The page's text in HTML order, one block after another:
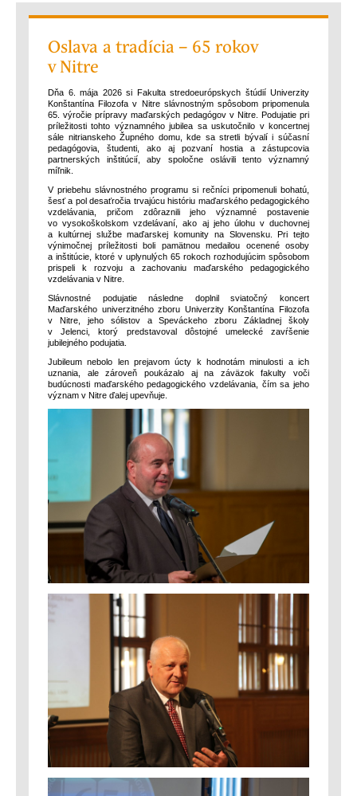
Oslava a tradícia – 65 rokov
v Nitre
Dňa 6. mája 2026 si Fakulta stredoeurópskych štúdií Univerzity
Konštantína Filozofa v Nitre slávnostným spôsobom pripomenula
65. výročie prípravy maďarských pedagógov v Nitre. Podujatie pri
príležitosti tohto významného jubilea sa uskutočnilo v koncertnej
sále nitrianskeho Župného domu, kde sa stretli bývalí i súčasní
pedagógovia, študenti, ako aj pozvaní hostia a zástupcovia
partnerských inštitúcií, aby spoločne oslávili tento významný
míľnik.
V priebehu slávnostného programu si rečníci pripomenuli bohatú,
šesť a pol desaťročia trvajúcu históriu maďarského pedagogického
vzdelávania, pričom zdôraznili jeho významné postavenie
vo vysokoškolskom vzdelávaní, ako aj jeho úlohu v duchovnej
a kultúrnej službe maďarskej komunity na Slovensku. Pri tejto
výnimočnej príležitosti boli pamätnou medailou ocenené osoby
a inštitúcie, ktoré v uplynulých 65 rokoch rozhodujúcim spôsobom
prispeli k rozvoju a zachovaniu maďarského pedagogického
vzdelávania v Nitre.
Slávnostné podujatie následne doplnil sviatočný koncert
Maďarského univerzitného zboru Univerzity Konštantína Filozofa
v Nitre, jeho sólistov a Speváckeho zboru Základnej školy
v Jelenci, ktorý predstavoval dôstojné umelecké zavŕšenie
jubilejného podujatia.
Jubileum nebolo len prejavom úcty k hodnotám minulosti a ich
uznania, ale zároveň poukázalo aj na záväzok fakulty voči
budúcnosti maďarského pedagogického vzdelávania, čím sa jeho
význam v Nitre ďalej upevňuje.